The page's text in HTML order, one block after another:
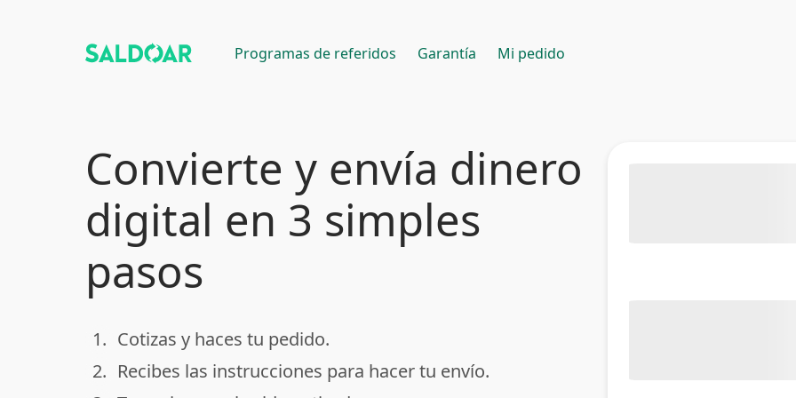
Programas de referidos Garantía Mi pedido
Convierte y envía dinero
digital en 3 simples
pasos
done
1. Cotizas y haces tu pedido.
done
2. Recibes las instrucciones para hacer tu envío.